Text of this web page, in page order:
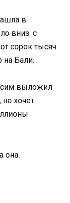
в
вниз: с
сорок тысяч
на Бали.
выложил
не хочет
она.